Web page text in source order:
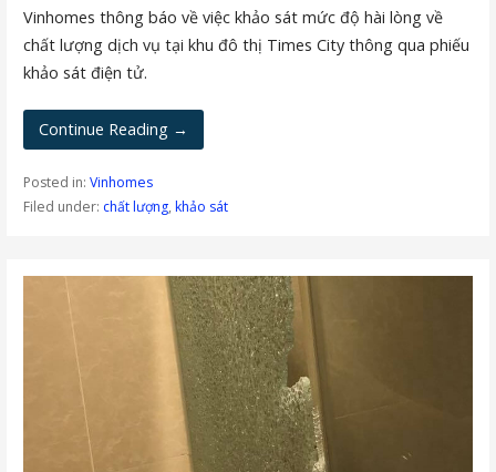
Vinhomes thông báo về việc khảo sát mức độ hài lòng về
chất lượng dịch vụ tại khu đô thị Times City thông qua phiếu
khảo sát điện tử.
Continue Reading →
Posted in: Vinhomes
Filed under: chất lượng, khảo sát